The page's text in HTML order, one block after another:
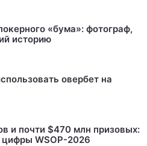
«бума»: фотограф,
историю
овербет на
и почти $470 млн призовых:
WSOP-2026